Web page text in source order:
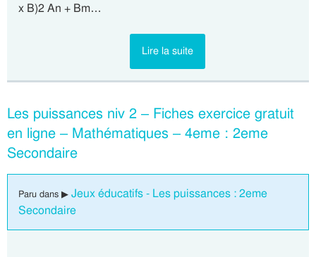
x B)2 An + Bm…
Lire la suite
Les puissances niv 2 – Fiches exercice gratuit
en ligne – Mathématiques – 4eme : 2eme
Secondaire
Paru dans ▶ Jeux éducatifs - Les puissances : 2eme
Secondaire